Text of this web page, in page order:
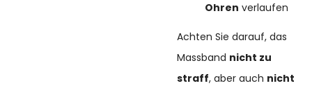
Ohren verlaufen
Achten Sie darauf, das
Massband nicht zu
straff, aber auch nicht